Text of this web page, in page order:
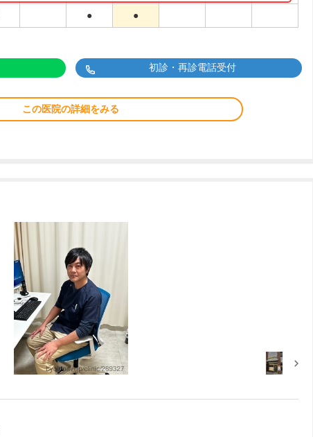
● ●
初診・再診電話受付
この医院の詳細をみる